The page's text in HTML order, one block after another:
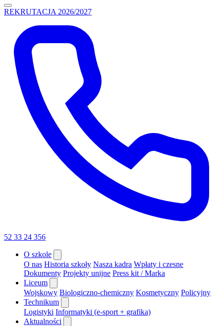
REKRUTACJA 2026/2027
52 33 24 356
O szkole
O nas Historia szkoły Nasza kadra Wpłaty i czesne
Dokumenty Projekty unijne Press kit / Marka
Liceum
Wojskowy Biologiczno-chemiczny Kosmetyczny Policyjny
Technikum
Logistyki Informatyki (e-sport + grafika)
Aktualności